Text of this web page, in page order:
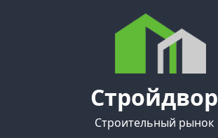
Стройдвор
Строительный рынок